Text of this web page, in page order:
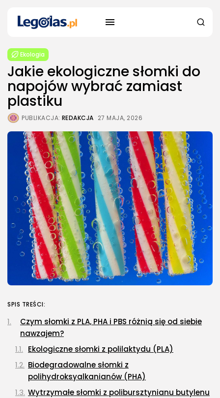
Ekologia
Jakie ekologiczne słomki do
napojów wybrać zamiast
plastiku
PUBLIKACJA: REDAKCJA 27 MAJA, 2026
SPIS TREŚCI:
Czym słomki z PLA, PHA i PBS różnią się od siebie
nawzajem?
Ekologiczne słomki z polilaktydu (PLA)
Biodegradowalne słomki z
polihydroksyalkanianów (PHA)
Wytrzymałe słomki z polibursztynianu butylenu